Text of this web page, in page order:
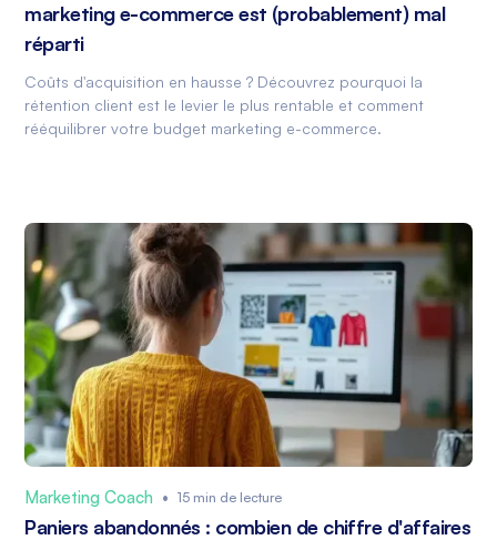
marketing e-commerce est (probablement) mal
réparti
Coûts d'acquisition en hausse ? Découvrez pourquoi la
rétention client est le levier le plus rentable et comment
rééquilibrer votre budget marketing e-commerce.
Marketing Coach • 15 min de lecture
Paniers abandonnés : combien de chiffre d'affaires